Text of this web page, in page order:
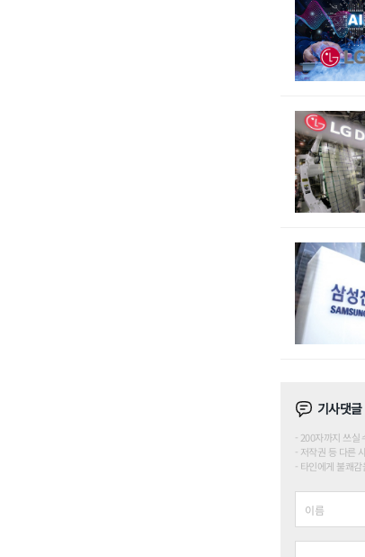
기사댓글
200자까지 쓰실
저작권 등 다른
타인에게 불쾌